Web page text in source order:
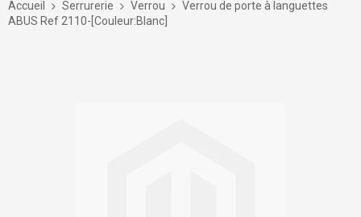
contenu
Accueil Serrurerie Verrou
Verrou de porte à languettes
ABUS Ref 2110-[Couleur:Blanc]